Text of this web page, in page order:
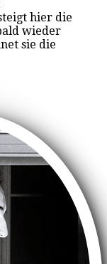
hier die
wieder
sie die